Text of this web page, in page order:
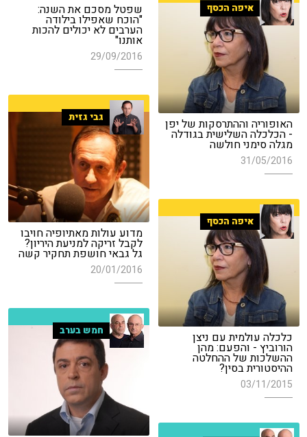
שפטל מסכם את השנה:
"הוכח שאפילו בילודה
הערבים לא יכולים להכות
אותנו"
29/09/2016
איפה הכסף
האופוריה וההתרסקות של יפן
- הכלכלה השלישית בגודלה
מגלה סימני חולשה
31/05/2016
גבי גזית
מדוע עולות מאתיופיה חויבו
לקבל זריקה למניעת היריון?
גל גבאי חושפת תחקיר קשה
20/01/2016
איפה הכסף
כלכלה עולמית עם ניצן
הורוביץ - והפעם: מהן
ההשלכות של ההחלטה
ההיסטורית בסין?
03/11/2015
חמש בערב